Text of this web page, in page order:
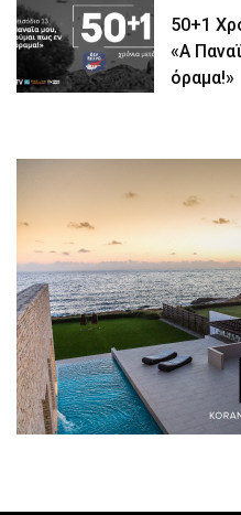
50+1
«Α
όραμα!»